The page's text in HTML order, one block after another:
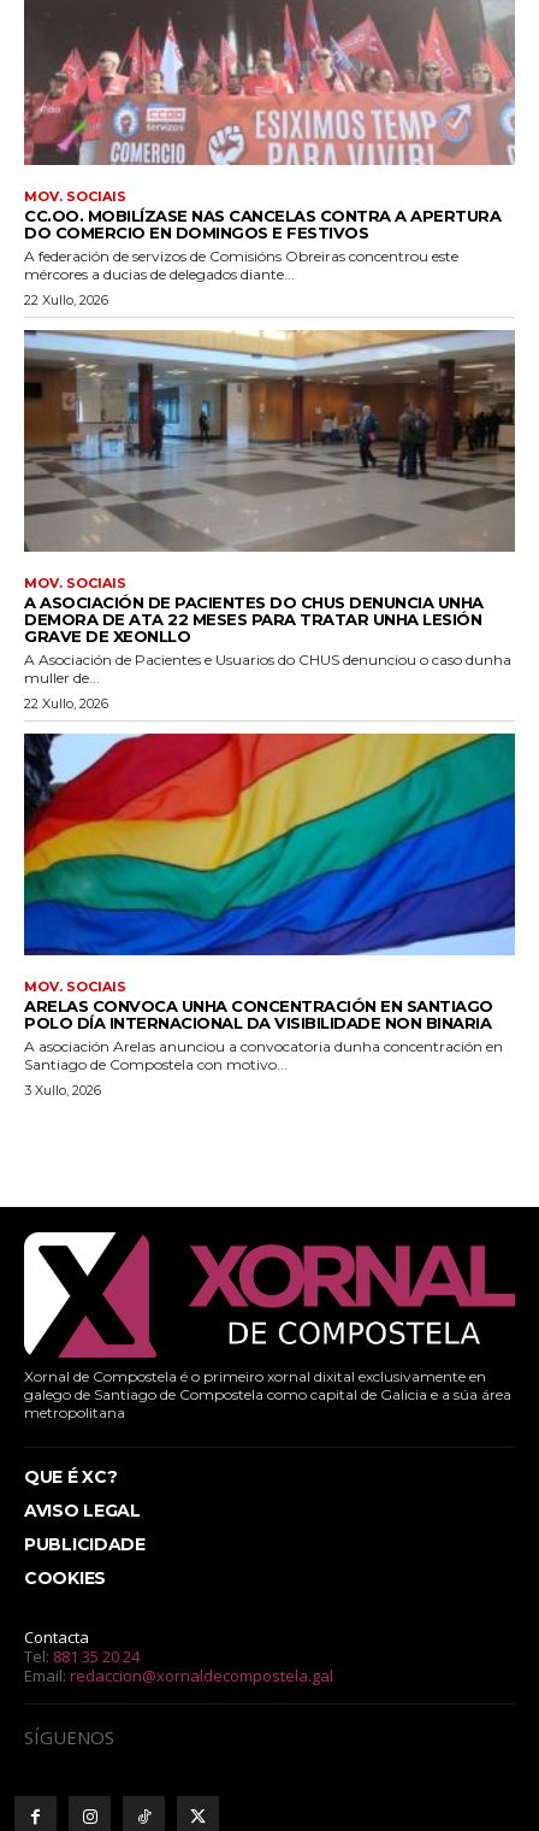
MOV. SOCIAIS
CC.OO. MOBILÍZASE NAS CANCELAS CONTRA A APERTURA
DO COMERCIO EN DOMINGOS E FESTIVOS
A federación de servizos de Comisións Obreiras concentrou este
mércores a ducias de delegados diante...
22 Xullo, 2026
MOV. SOCIAIS
A ASOCIACIÓN DE PACIENTES DO CHUS DENUNCIA UNHA
DEMORA DE ATA 22 MESES PARA TRATAR UNHA LESIÓN
GRAVE DE XEONLLO
A Asociación de Pacientes e Usuarios do CHUS denunciou o caso dunha
muller de...
22 Xullo, 2026
MOV. SOCIAIS
ARELAS CONVOCA UNHA CONCENTRACIÓN EN SANTIAGO
POLO DÍA INTERNACIONAL DA VISIBILIDADE NON BINARIA
A asociación Arelas anunciou a convocatoria dunha concentración en
Santiago de Compostela con motivo...
3 Xullo, 2026
Xornal de Compostela é o primeiro xornal dixital exclusivamente en
galego de Santiago de Compostela como capital de Galicia e a súa área
metropolitana
QUE É XC?
AVISO LEGAL
PUBLICIDADE
COOKIES
Contacta
Tel: 881 35 20 24
Email: redaccion@xornaldecompostela.gal
SÍGUENOS